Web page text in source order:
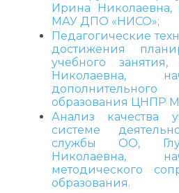
Ирина
МАУ ДПО «НИСО»;
Педагогические
достижения
учебного
Николаевна,
дополнительного
образования ЦНПР
Анализ качества
системе
службы ОО,
Николаевна,
методического
образования.